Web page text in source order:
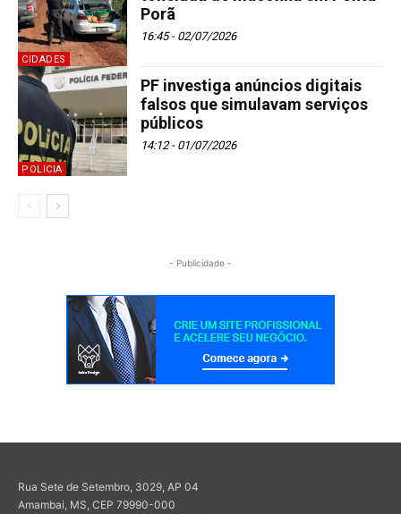
CIDADES
Porã
16:45 - 02/07/2026
POLICIA
PF investiga anúncios digitais
falsos que simulavam serviços
públicos
14:12 - 01/07/2026
- Publicidade -
Rua Sete de Setembro, 3029, AP 04
Amambai, MS, CEP 79990-000